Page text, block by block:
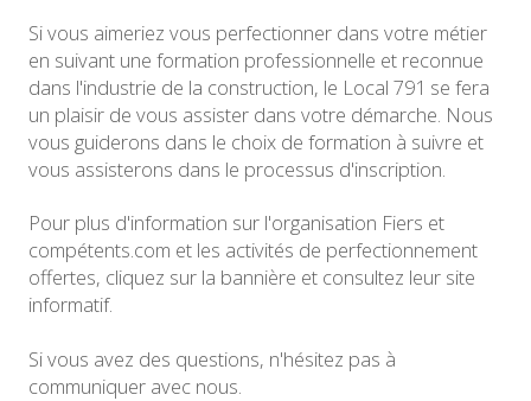
Si vous aimeriez vous perfectionner dans votre métier
en suivant une formation professionnelle et reconnue
dans l'industrie de la construction, le Local 791 se fera
un plaisir de vous assister dans votre démarche. Nous
vous guiderons dans le choix de formation à suivre et
vous assisterons dans le processus d'inscription.
Pour plus d'information sur l'organisation Fiers et
compétents.com et les activités de perfectionnement
offertes, cliquez sur la bannière et consultez leur site
informatif.
Si vous avez des questions, n'hésitez pas à
communiquer avec nous.